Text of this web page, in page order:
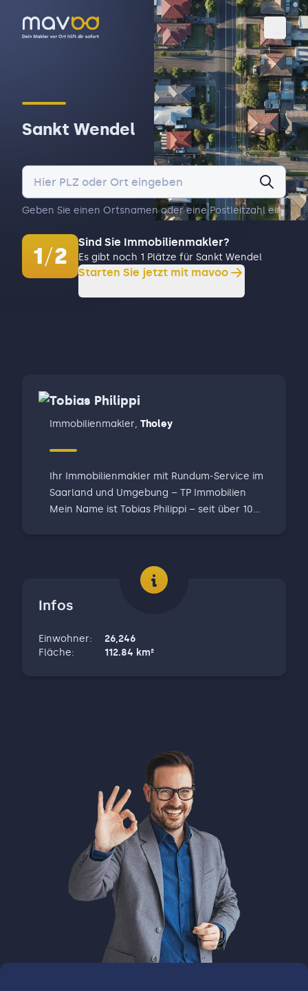
Sankt Wendel
Geben Sie einen Ortsnamen oder eine Postleitzahl ein.
1/2
Sind Sie Immobilienmakler?
Es gibt noch 1 Plätze für Sankt Wendel
Starten Sie jetzt mit mavoo
Tobias Philippi
Immobilienmakler, Tholey
Ihr Immobilienmakler mit Rundum-Service im
Saarland und Umgebung – TP Immobilien
Mein Name ist Tobias Philippi – seit über 10
Gespräch bis zur Schlüsselübergabe. Durch
hochwertige Fotos, 360°-Rundgänge,
Drohnenaufnahmen und innovative
optimal in Szene. Mit präziser Wertermittlung,
transparenter Abwicklung, starkem
Infos
Einwohner:
26,246
Fläche: 112.84 km²